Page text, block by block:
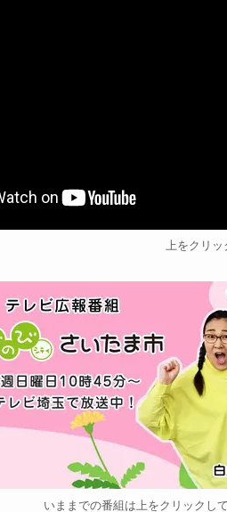
上をクリッ
いままでの番組は上をクリックし